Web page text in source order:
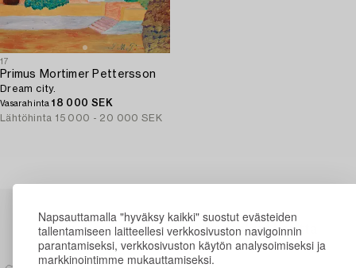
Napsauttamalla "hyväksy kaikki" suostut evästeiden
tallentamiseen laitteellesi verkkosivuston navigoinnin
parantamiseksi, verkkosivuston käytön analysoimiseksi ja
markkinointimme mukauttamiseksi.
17
Primus Mortimer Pettersson
Dream city.
Vasarahinta18 000 SEK
Lähtöhinta 15 000 - 20 000 SEK
Myyty aiemmin Bukowskis Online kautta